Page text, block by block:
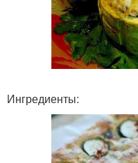
Ингредиенты: